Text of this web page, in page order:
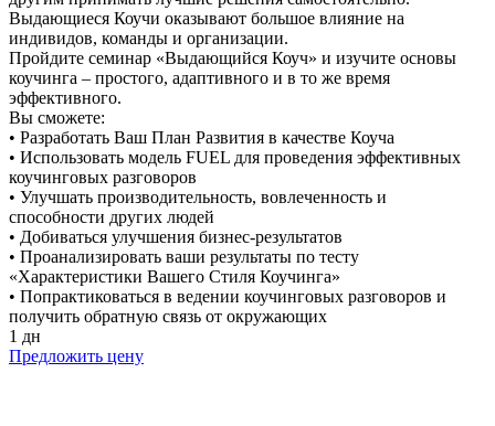
Выдающиеся Коучи оказывают большое влияние на
индивидов, команды и организации.
Пройдите семинар «Выдающийся Коуч» и изучите основы
коучинга – простого, адаптивного и в то же время
эффективного.
Вы сможете:
• Разработать Ваш План Развития в качестве Коуча
• Использовать модель FUEL для проведения эффективных
коучинговых разговоров
• Улучшать производительность, вовлеченность и
способности других людей
• Добиваться улучшения бизнес-результатов
• Проанализировать ваши результаты по тесту
«Характеристики Вашего Стиля Коучинга»
• Попрактиковаться в ведении коучинговых разговоров и
получить обратную связь от окружающих
1 дн
Предложить цену